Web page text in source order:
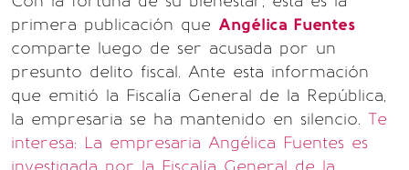
primera publicación que Angélica Fuentes
comparte luego de ser acusada por un
presunto delito fiscal. Ante esta información
que emitió la Fiscalía General de la República,
la empresaria se ha mantenido en silencio. Te
interesa: La empresaria Angélica Fuentes es